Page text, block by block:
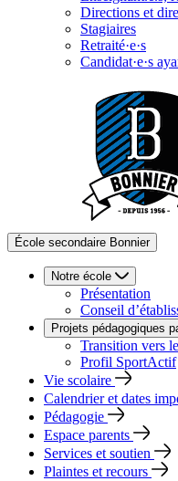
Directions et
Stagiaires
Retraité·e·s
Candidat·e·s
École secondaire Bonnier
Notre école
Présentation
Conseil
Projets pédagogiques
Transition vers
Profil SportActif
Vie scolaire
Calendrier et dates
Pédagogie
Espace parents
Services et soutien
Plaintes et recours